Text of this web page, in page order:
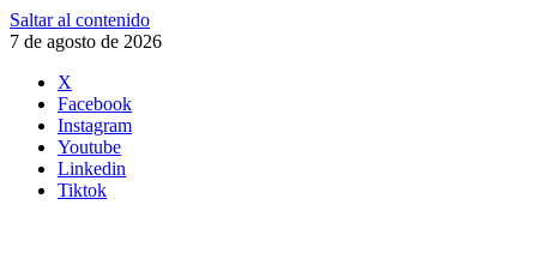
Saltar al contenido
7 de agosto de 2026
X
Facebook
Instagram
Youtube
Linkedin
Tiktok